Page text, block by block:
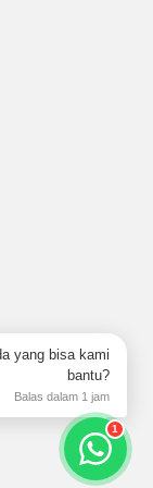
yang bisa kami
bantu?
Balas dalam 1 jam
1